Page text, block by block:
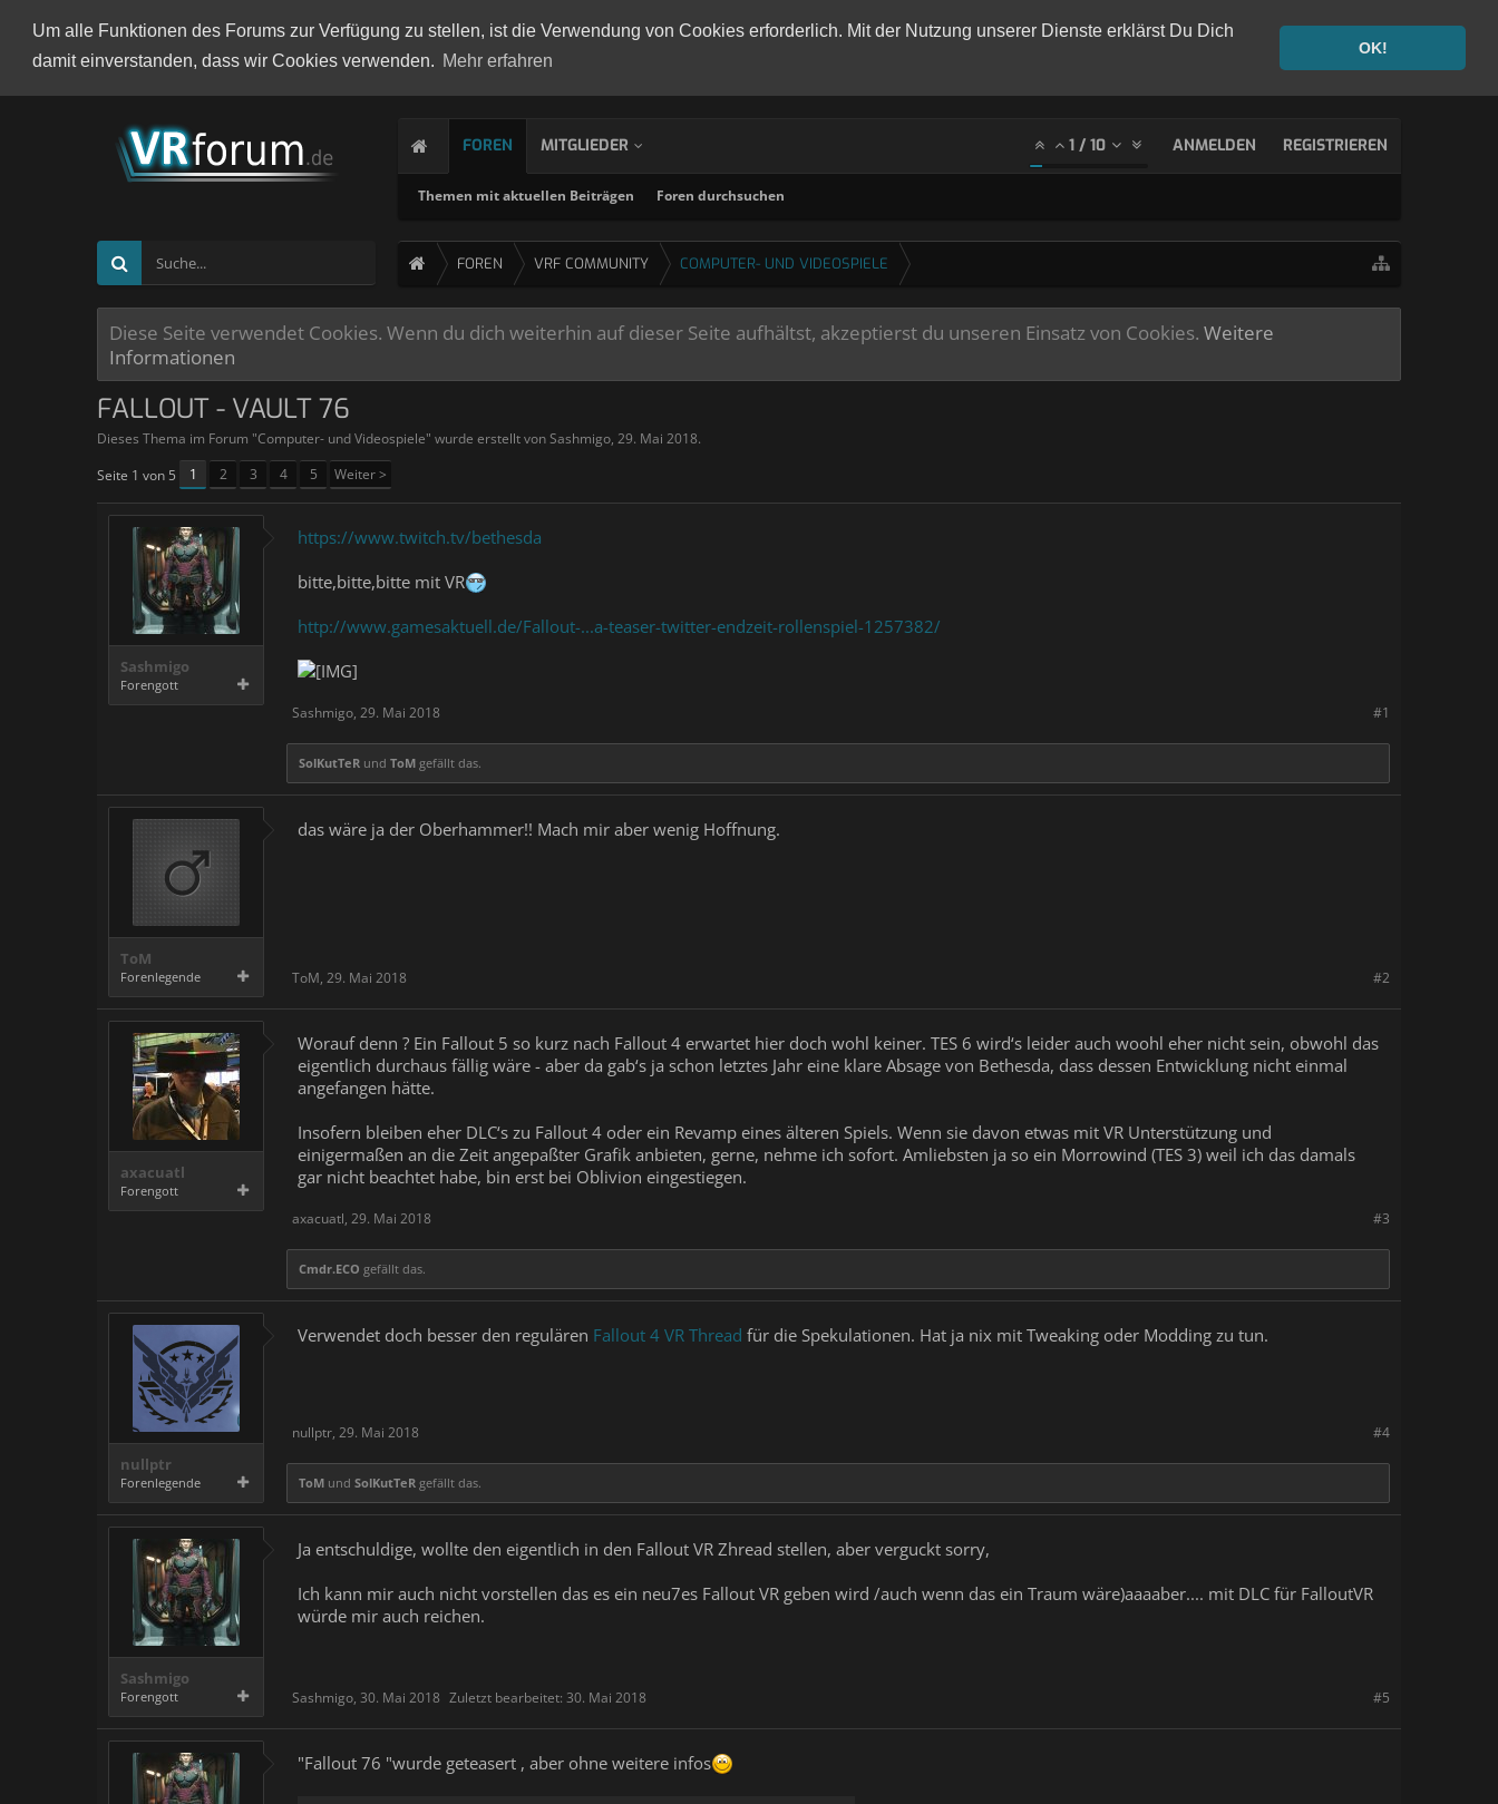
Um alle Funktionen des Forums zur Verfügung zu stellen, ist die Verwendung von Cookies erforderlich. Mit der Nutzung unserer Dienste erklärst Du Dich
damit einverstanden, dass wir Cookies verwenden. Mehr erfahren
OK!
FOREN
Themen mit aktuellen Beiträgen Foren durchsuchen
MITGLIEDER 1 / 10 ANMELDEN REGISTRIEREN
FOREN VRF COMMUNITY COMPUTER- UND VIDEOSPIELE
Diese Seite verwendet Cookies. Wenn du dich weiterhin auf dieser Seite aufhältst, akzeptierst du unseren Einsatz von Cookies. Weitere
Informationen
FALLOUT - VAULT 76
Dieses Thema im Forum "Computer- und Videospiele" wurde erstellt vonSashmigo, 29. Mai 2018.
Seite 1 von 5
1 2 3 4 5 Weiter >
Sashmigo
Forengott
https://www.twitch.tv/bethesda
bitte,bitte,bitte mit VR
http://www.gamesaktuell.de/Fallout-...a-teaser-twitter-endzeit-rollenspiel-1257382/
#1
Sashmigo, 29. Mai 2018
SolKutTeR und ToM gefällt das.
ToM
Forenlegende
das wäre ja der Oberhammer!! Mach mir aber wenig Hoffnung.
#2
ToM, 29. Mai 2018
axacuatl
Forengott
Worauf denn ? Ein Fallout 5 so kurz nach Fallout 4 erwartet hier doch wohl keiner. TES 6 wird‘s leider auch woohl eher nicht sein, obwohl das
eigentlich durchaus fällig wäre - aber da gab‘s ja schon letztes Jahr eine klare Absage von Bethesda, dass dessen Entwicklung nicht einmal
angefangen hätte.
Insofern bleiben eher DLC‘s zu Fallout 4 oder ein Revamp eines älteren Spiels. Wenn sie davon etwas mit VR Unterstützung und
einigermaßen an die Zeit angepaßter Grafik anbieten, gerne, nehme ich sofort. Amliebsten ja so ein Morrowind (TES 3) weil ich das damals
gar nicht beachtet habe, bin erst bei Oblivion eingestiegen.
#3
axacuatl, 29. Mai 2018
Cmdr.ECO gefällt das.
nullptr
Forenlegende
Verwendet doch besser den regulären Fallout 4 VR Thread für die Spekulationen. Hat ja nix mit Tweaking oder Modding zu tun.
#4
nullptr, 29. Mai 2018
ToM und SolKutTeR gefällt das.
Sashmigo
Forengott
Ja entschuldige, wollte den eigentlich in den Fallout VR Zhread stellen, aber verguckt sorry,
Ich kann mir auch nicht vorstellen das es ein neu7es Fallout VR geben wird /auch wenn das ein Traum wäre)aaaaber.... mit DLC für FalloutVR
würde mir auch reichen.
#5
Sashmigo, 30. Mai 2018 Zuletzt bearbeitet: 30. Mai 2018
"Fallout 76 "wurde geteasert , aber ohne weitere infos